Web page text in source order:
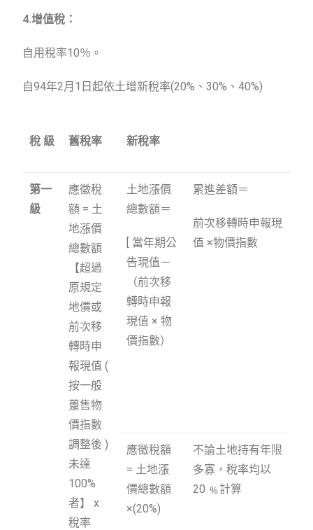
4.增值稅：
自用稅率10％。
自94年2月1日起依土增新稅率(20%、30%、40%)
稅 級 舊稅率 新稅率
第一
級
應徵稅
額 = 土
地漲價
總數額
【超過
原規定
地價或
前次移
轉時申
報現值 (
按一般
躉售物
價指數
調整後 )
未達
100%
者】 x
稅率
土地漲價
總數額＝
[ 當年期公
告現值－
（前次移
轉時申報
現值 × 物
價指數）
累進差額＝
前次移轉時申報現
值 ×物價指數
應徵稅額
= 土地漲
價總數額
×(20%)
不論土地持有年限
多寡，稅率均以
20 ﹪計算